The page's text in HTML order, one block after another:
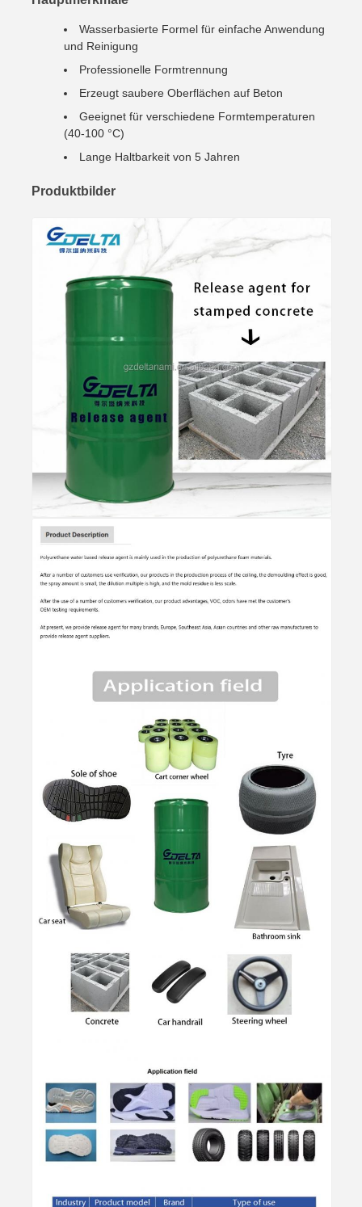
Wasserbasierte Formel für einfache Anwendung
und Reinigung
Professionelle Formtrennung
Erzeugt saubere Oberflächen auf Beton
Geeignet für verschiedene Formtemperaturen
(40-100 °C)
Lange Haltbarkeit von 5 Jahren
Produktbilder